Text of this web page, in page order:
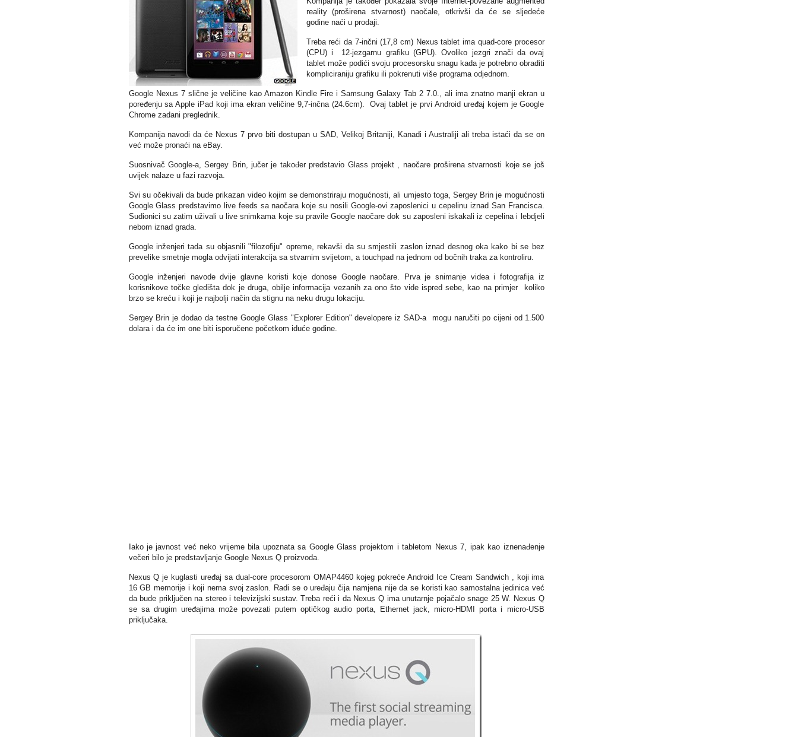
reality (proširena stvarnost) naočale, otkrivši da će se sljedeće
godine naći u prodaji.
Treba reći da 7-inčni (17,8 cm) Nexus tablet ima quad-core procesor
(CPU) i 12-jezgarnu grafiku (GPU). Ovoliko jezgri znači da ovaj
tablet može podići svoju procesorsku snagu kada je potrebno obraditi
kompliciraniju grafiku ili pokrenuti više programa odjednom.
Google Nexus 7 slične je veličine kao Amazon Kindle Fire i Samsung Galaxy Tab 2 7.0., ali ima znatno manji ekran u
poređenju sa Apple iPad koji ima ekran veličine 9,7-inčna (24.6cm). Ovaj tablet je prvi Android uređaj kojem je Google
Chrome zadani preglednik.
Kompanija navodi da će Nexus 7 prvo biti dostupan u SAD, Velikoj Britaniji, Kanadi i Australiji ali treba istaći da se on
već može pronaći na eBay.
Suosnivač Google-a, Sergey Brin, jučer je također predstavio Glass projekt , naočare proširena stvarnosti koje se još
uvijek nalaze u fazi razvoja.
Svi su očekivali da bude prikazan video kojim se demonstriraju mogućnosti, ali umjesto toga, Sergey Brin je mogućnosti
Google Glass predstavimo live feeds sa naočara koje su nosili Google-ovi zaposlenici u cepelinu iznad San Francisca.
Sudionici su zatim uživali u live snimkama koje su pravile Google naočare dok su zaposleni iskakali iz cepelina i lebdjeli
nebom iznad grada.
Google inženjeri tada su objasnili "filozofiju" opreme, rekavši da su smjestili zaslon iznad desnog oka kako bi se bez
prevelike smetnje mogla odvijati interakcija sa stvarnim svijetom, a touchpad na jednom od bočnih traka za kontroliru.
Google inženjeri navode dvije glavne koristi koje donose Google naočare. Prva je snimanje videa i fotografija iz
korisnikove točke gledišta dok je druga, obilje informacija vezanih za ono što vide ispred sebe, kao na primjer koliko
brzo se kreću i koji je najbolji način da stignu na neku drugu lokaciju.
Sergey Brin je dodao da testne Google Glass "Explorer Edition" developere iz SAD-a mogu naručiti po cijeni od 1.500
dolara i da će im one biti isporučene početkom iduće godine.
Iako je javnost već neko vrijeme bila upoznata sa Google Glass projektom i tabletom Nexus 7, ipak kao iznenađenje
večeri bilo je predstavljanje Google Nexus Q proizvoda.
Nexus Q je kuglasti uređaj sa dual-core procesorom OMAP4460 kojeg pokreće Android Ice Cream Sandwich , koji ima
16 GB memorije i koji nema svoj zaslon. Radi se o uređaju čija namjena nije da se koristi kao samostalna jedinica već
da bude priključen na stereo i televizijski sustav. Treba reći i da Nexus Q ima unutarnje pojačalo snage 25 W. Nexus Q
se sa drugim uređajima može povezati putem optičkog audio porta, Ethernet jack, micro-HDMI porta i micro-USB
priključaka.